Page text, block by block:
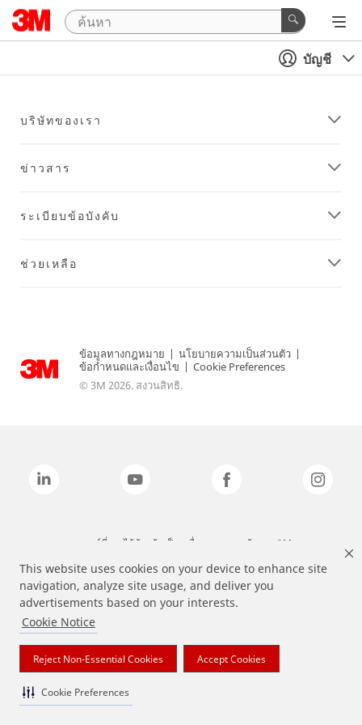
This website uses cookies on your device to enhance site
navigation, analyze site usage, and deliver you
advertisements based on your interests.
Cookie Notice
Reject Non-Essential Cookies Accept Cookies
Cookie Preferences
บัญชี
บริษัทของเรา
ข่าวสาร
ระเบียบข้อบังคับ
ช่วยเหลือ
ข้อมูลทางกฎหมาย | นโยบายความเป็นส่วนตัว |
ข้อกำหนดและเงื่อนไข | Cookie Preferences
© 3M 2026. สงวนสิทธิ.
แบรนด์ที่ระบุไว้ข้างต้นเป็นเครื่องหมายการค้าของ 3M